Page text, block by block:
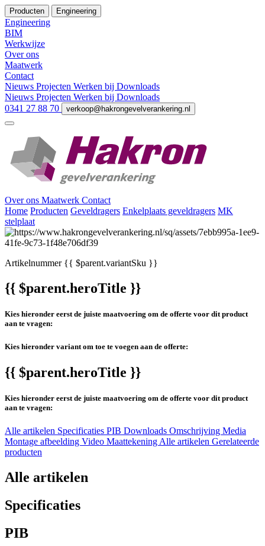
Producten Engineering
Engineering
BIM
Werkwijze
Over ons
Maatwerk
Contact
Nieuws Projecten Werken bij Downloads
Nieuws Projecten Werken bij Downloads
0341 27 88 70
verkoop@hakrongevelverankering.nl
Over ons Maatwerk Contact
Home Producten Geveldragers Enkelplaats geveldragers MK
stelplaat
Artikelnummer{{ $parent.variantSku }}
{{ $parent.heroTitle }}
Kies hieronder eerst de juiste maatvoering om de offerte voor dit product
aan te vragen:
Kies hieronder variant om toe te voegen aan de offerte:
{{ $parent.heroTitle }}
Kies hieronder eerst de juiste maatvoering om de offerte voor dit product
aan te vragen:
Alle artikelen Specificaties PIB Downloads Omschrijving Media
Montage afbeelding Video Maattekening Alle artikelen Gerelateerde
producten
Alle artikelen
Specificaties
PIB